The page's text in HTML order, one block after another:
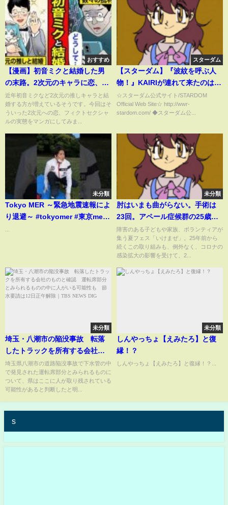
おすすめ
【漫画】初音ミクと結婚した男
の末路。2次元のキャラに恋、
SNSで炎上…理解されないフィ
クトセクシャルの現状【レイナ
の部屋ブラックワールド】
近年初音ミクなど2次元の推しキャラと結
婚する方が増えているそうです。今回はそ
ういった2次元への恋、フィクトセクシャ
ルの実態をマンガにしてみま...
スターダム
【スターダム】『波紋を呼ぶ人
物！』KAIRIが連れて来たのは安
納サオリ！4.23横浜アリーナで
KAIRI＆なつぽい＆安納サオリで
アーティスト王座に挑戦！-4.2後
☆スターダム公式サイト/STARDOM
Official Web Site☆ http://wwr-
stardom.com/ ◆スターダム公...
未分類
Tokyo MER ～緊急地震速報によ
り退避～ #tokyomer #東京mer #
未分類
肘はいまも曲がらない。手術は
23回。アペール症候群の25歳の
人生が変わったという夏フェス
「いけまぜ」とは？
障害のある子どもや家族、ボランティアが
集う夏フェス「いけまぜ」。25年前から
続くこの取り組みも、例外なく、コロナの
感染拡大の影響を受けて、2...
未分類
埼玉・八潮市の陥没事故 転落
したトラックを所有する会社の
ものと確認 運転席部分とみら
れるものの中に人がいる可能性
も 節水要請は12日正午解除｜
埼玉県八潮市の道路陥没事故で下水管の中
で発見された運転席部分とみられるものに
ついて、県はここに人が取り残されている
可能性があると判断したと明...
未分類
しんやっちょ【えみたろ】と復
縁！？
しんやっちょ【えみたろ】と復縁！？...
s